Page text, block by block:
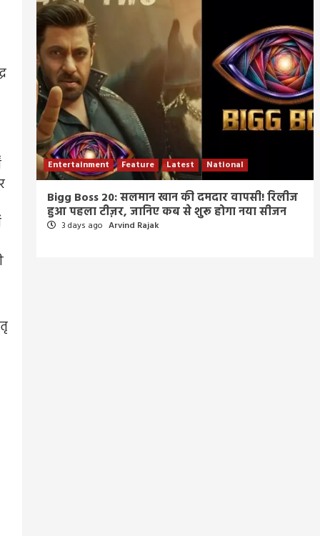
Entertainment Feature Latest National
Bigg Boss 20: सलमान खान की दमदार वापसी! रिलीज
हुआ पहला टीज़र, जानिए कब से शुरू होगा नया सीजन
3 days ago Arvind Rajak